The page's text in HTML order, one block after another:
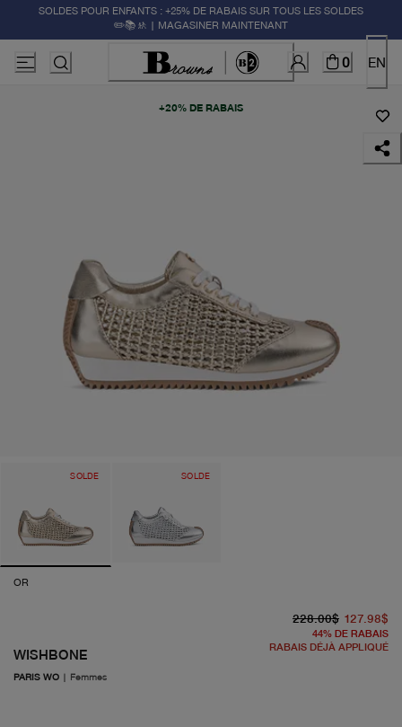
SOLDES POUR ENFANTS : +25% DE RABAIS SUR TOUS LES SOLDES
✏️📚🚸 | MAGASINER MAINTENANT
0 EN
+20% DE RABAIS
SOLDE SOLDE
OR
WISHBONE
PARIS WO | Femmes
228.00$ 127.98$
44% DE RABAIS
RABAIS DÉJÀ APPLIQUÉ